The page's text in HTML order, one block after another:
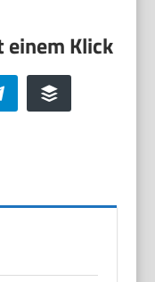
Telegram Buffer